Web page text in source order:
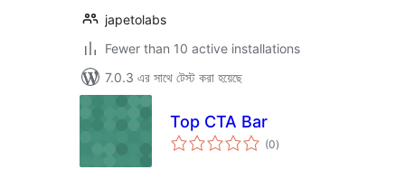
japetolabs
Fewer than 10 active installations
7.0.3 এর সাথে টেস্ট করা হয়েছে
Top CTA Bar
(0total
ratings
)